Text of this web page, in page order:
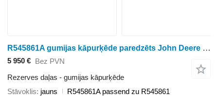
R545861A gumijas kāpurķēde paredzēts John Deere 8345RT 8360RT 8370RT kāpurķēžu traktora
5 950 € Bez PVN
Rezerves daļas - gumijas kāpurķēde
Stāvoklis jauns
R545861A passend zu R545861